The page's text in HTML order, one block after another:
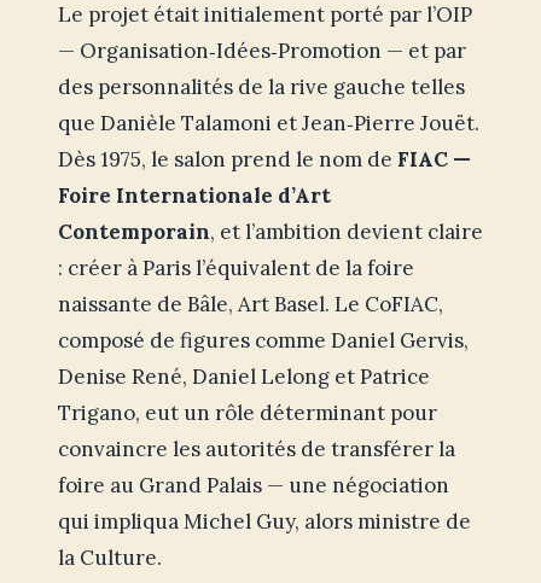
Le projet était initialement porté par l’OIP
— Organisation‑Idées‑Promotion — et par
des personnalités de la rive gauche telles
que Danièle Talamoni et Jean‑Pierre Jouët.
Dès 1975, le salon prend le nom de FIAC —
Foire Internationale d’Art
Contemporain, et l’ambition devient claire
: créer à Paris l’équivalent de la foire
naissante de Bâle, Art Basel. Le CoFIAC,
composé de figures comme Daniel Gervis,
Denise René, Daniel Lelong et Patrice
Trigano, eut un rôle déterminant pour
convaincre les autorités de transférer la
foire au Grand Palais — une négociation
qui impliqua Michel Guy, alors ministre de
la Culture.